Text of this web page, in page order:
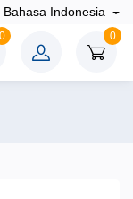
Bahasa Indonesia
0 0